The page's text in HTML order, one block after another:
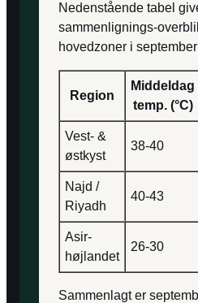
Nedenstående tabel
sammenlignings-
hovedzoner i
Region
Middeldag
temp. (°C)
Vest- &
østkyst
38-40
Najd /
Riyadh
40-43
Asir-
højlandet
26-30
Sammenlagt er